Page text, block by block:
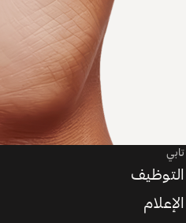
تابي
التوظيف
الإعلام